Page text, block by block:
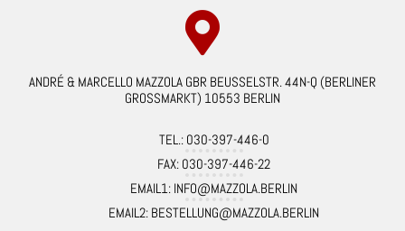
ANDRÉ & MARCELLO MAZZOLA GBR BEUSSELSTR. 44N-Q (BERLINER
GROSSMARKT) 10553 BERLIN
TEL.: 030-397-446-0
FAX: 030-397-446-22
EMAIL1: INFO@MAZZOLA.BERLIN
EMAIL2: BESTELLUNG@MAZZOLA.BERLIN